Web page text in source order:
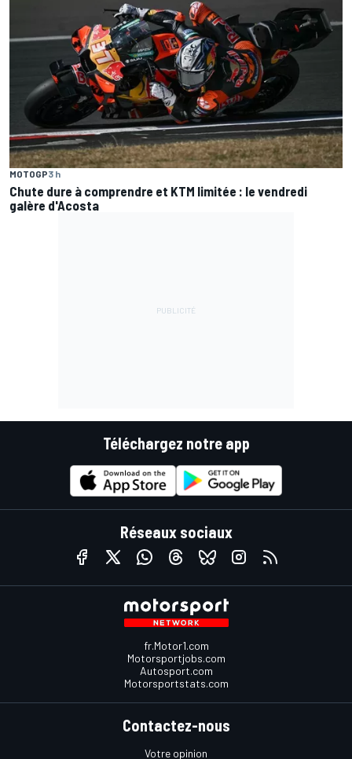
MOTOGP3 h
Chute dure à comprendre et KTM limitée : le vendredi
galère d'Acosta
Téléchargez notre app
Réseaux sociaux
fr.Motor1.com
Motorsportjobs.com
Autosport.com
Motorsportstats.com
Contactez-nous
Votre opinion